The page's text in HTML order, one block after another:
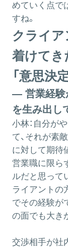
めていく点で
すね。
クライ
着けてき
「意思決
― 営業経験
を生み出し
小林： 自分が
て、それが素
に対して期待
営業職に限ら
ルだと思って
ライアントの
でその経験が
の面でも大き
交渉相手が社